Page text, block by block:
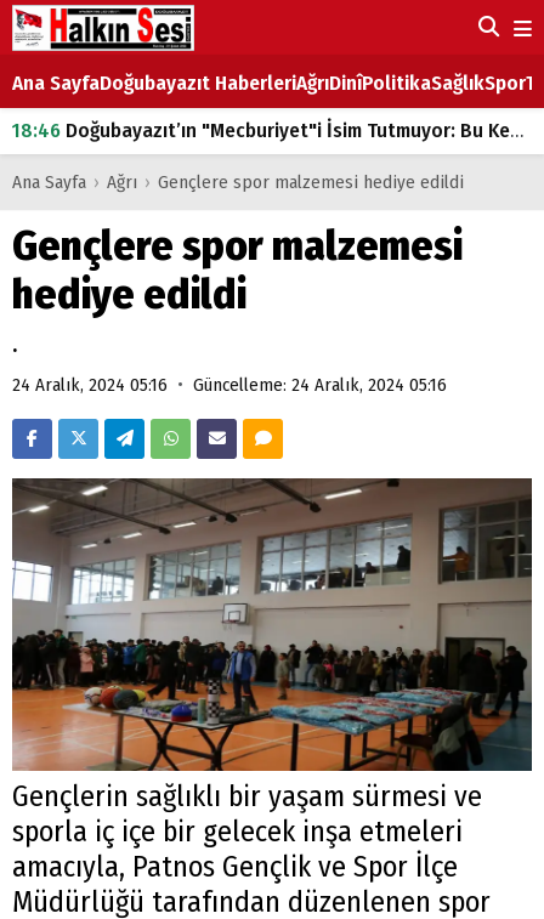
Ana SayfaDoğubayazıt HaberleriAğrıDinîPolitikaSağlıkSpor
18:46 Doğubayazıt’ın "Mecburiyet"i İsim Tutmuyor: Bu Kez de Mem u Zîn Oldu!
07:53Doğubayazıt’ta Ekmek Fiyatlarına Zam
Doğubayazıt'ta çocukların sırtındaki ağır yük
07:00
DEVLET ve HÜKÜMET
18:29 ÇARŞI CADDESİ YAZ BOZ TAHTASI
Ana Sayfa › Ağrı › Gençlere spor malzemesi hediye edildi
Gençlere spor malzemesi
hediye edildi
.
24 Aralık, 2024 05:16 • Güncelleme: 24 Aralık, 2024 05:16
Gençlerin sağlıklı bir yaşam sürmesi ve
sporla iç içe bir gelecek inşa etmeleri
amacıyla, Patnos Gençlik ve Spor İlçe
Müdürlüğü tarafından düzenlenen spor